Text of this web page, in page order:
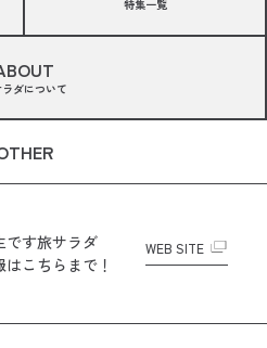
特集一覧
ダについて
です旅サラダ
こちらまで！
WEB SITE